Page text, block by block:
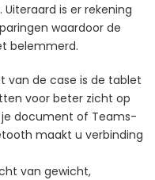
is er rekening
waardoor de
belemmerd.
van de case is de tablet
voor beter zicht op
document of Teams-
maakt u verbinding
van gewicht,